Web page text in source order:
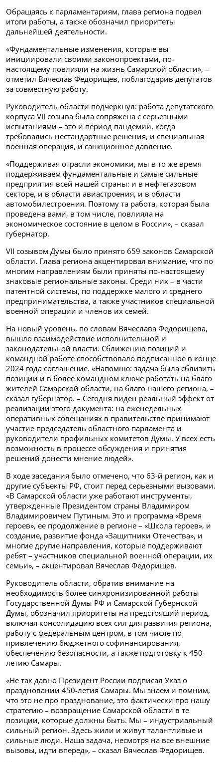
Обращаясь к парламентариям, глава региона подвел
итоги работы, а также обозначил приоритеты
дальнейшей деятельности.
«Фундаментальные изменения, которые вы
инициировали своими законопроектами, по-
настоящему повлияли на жизнь Самарской области», –
отметил Вячеслав Федорищев, поблагодарив депутатов
за совместную работу.
Руководитель области подчеркнул: работа депутатского
корпуса VII созыва была сопряжена с серьезными
испытаниями – это и период пандемии, когда
требовались нестандартные решения, и специальная
военная операция, и санкционное давление.
«Поддерживая отрасли экономики, мы в то же время
поддерживаем фундаментальные и самые сильные
предприятия всей нашей страны: и в нефтегазовом
секторе, и в области авиастроения, и в области
автомобилестроения. Поэтому та работа, которая была
проведена вами, в том числе, повлияла на
экономическое состояние в целом в России», – сказал
губернатор.
VII созывом Думы было принято 659 законов Самарской
области. Глава региона акцентировал внимание, что по
многим направлениям были приняты по-настоящему
знаковые региональные законы. Среди них – в части
патентной системы, по поддержке малого и среднего
предпринимательства, а также участников специальной
военной операции и членов их семей.
На новый уровень, по словам Вячеслава Федорищева,
вышло взаимодействие исполнительной и
законодательной власти. Сближению позиций и
командной работе способствовало подписанное в конце
2024 года соглашение. «Напомню: задача была сблизить
позиции и в более командном ключе работать на благо
жителей Самарской области, на благо нашего региона, –
сказал губернатор. – Сегодня виден реальный эффект от
реализации этого документа: на еженедельных
оперативных совещаниях в правительстве принимают
участие председатель областного парламента и
руководители профильных комитетов Думы. У всех есть
возможность в процессе обсуждения и принятия
решений донести мнение людей».
В ходе заседания было отмечено, что 63-й регион, как и
другие субъекты РФ, стоит перед серьезными вызовами.
«В Самарской области уже работают инструменты,
утвержденные Президентом страны Владимиром
Владимировичем Путиным. Это и программа «Время
героев», ее продолжение в регионе – «Школа героев», и
создание, развитие фонда «Защитники Отечества», и
многие другие направления, которые поддерживают
ребят – участников специальной военной операции, их
семьи», – акцентировал Вячеслав Федорищев.
Руководитель области, обратив внимание на
необходимость более синхронизированной работы
Государственной Думы РФ и Самарской Губернской
Думы, обозначил приоритеты на предстоящий период,
включая консолидацию всех сил для развития региона,
работу с федеральным центром, в том числе по
привлечению бюджетного софинансирования,
обеспечению безопасности, а также подготовку к 450-
летию Самары.
«Не так давно Президент России подписал Указ о
праздновании 450-летия Самары. Мы знаем и помним,
что это не про празднование, это фактически про нашу
стратегию – возвращение Самарской области в те
позиции, которые должны быть. Мы – индустриальный
сильный регион. Здесь жили и живут талантливые и
сильные люди. Наша задача, несмотря на все внешние
вызовы, идти вперед», – сказал Вячеслав Федорищев.